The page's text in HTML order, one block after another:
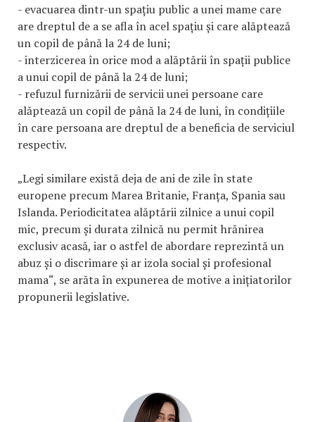
- evacuarea dintr-un spațiu public a unei mame care
are dreptul de a se afla în acel spațiu și care alăptează
un copil de până la 24 de luni;
- interzicerea în orice mod a alăptării în spații publice
a unui copil de până la 24 de luni;
- refuzul furnizării de servicii unei persoane care
alăptează un copil de până la 24 de luni, în condițiile
în care persoana are dreptul de a beneficia de serviciul
respectiv.
„Legi similare există deja de ani de zile în state
europene precum Marea Britanie, Franța, Spania sau
Islanda. Periodicitatea alăptării zilnice a unui copil
mic, precum și durata zilnică nu permit hrănirea
exclusiv acasă, iar o astfel de abordare reprezintă un
abuz și o discrimare și ar izola social și profesional
mama“, se arăta în expunerea de motive a inițiatorilor
propunerii legislative.